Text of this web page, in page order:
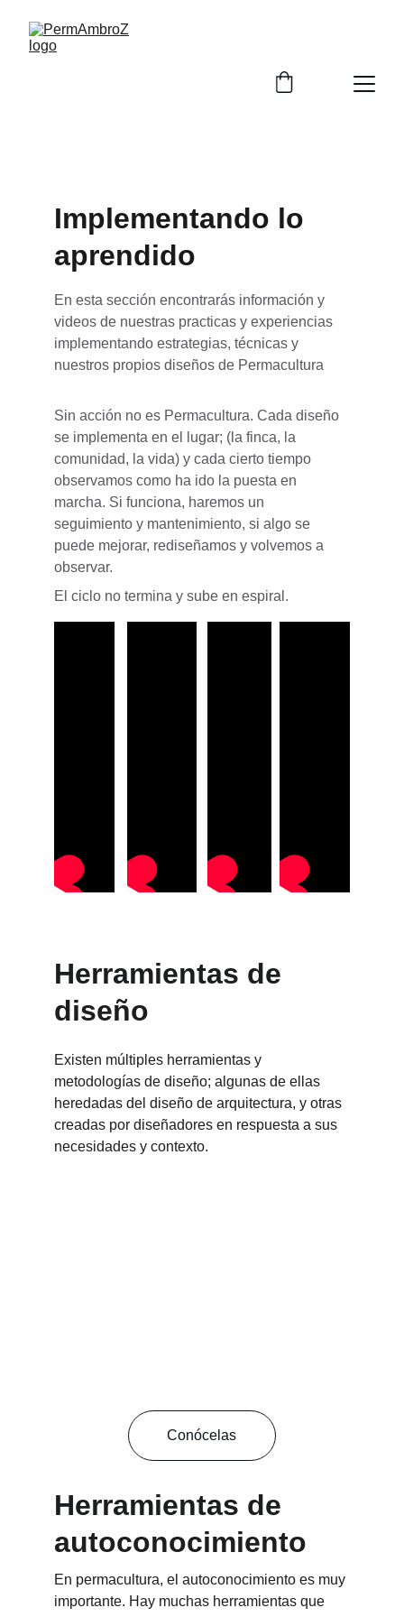
Sin acción no es Permacultura. Cada diseño
se implementa en el lugar; (la finca, la
comunidad, la vida) y cada cierto tiempo
observamos como ha ido la puesta en
marcha. Si funciona, haremos un
seguimiento y mantenimiento, si algo se
puede mejorar, rediseñamos y volvemos a
observar.
El ciclo no termina y sube en espiral.
Implementando lo
aprendido
En esta sección encontrarás información y
videos de nuestras practicas y experiencias
implementando estrategias, técnicas y
nuestros propios diseños de Permacultura
Herramientas de
diseño
Existen múltiples herramientas y
metodologías de diseño; algunas de ellas
heredadas del diseño de arquitectura, y otras
creadas por diseñadores en respuesta a sus
necesidades y contexto.
Conócelas
En permacultura, el autoconocimiento es muy
importante. Hay muchas herramientas que
Herramientas de
autoconocimiento